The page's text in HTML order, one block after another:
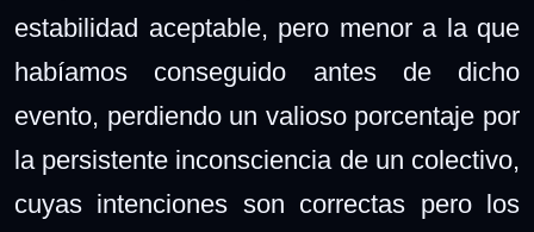
estabilidad aceptable, pero menor a la que
habíamos conseguido antes de dicho
evento, perdiendo un valioso porcentaje por
la persistente inconsciencia de un colectivo,
cuyas intenciones son correctas pero los